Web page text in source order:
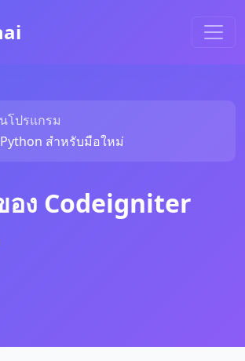
โปรแกรม
สำหรับมือใหม่
อง Codeigniter